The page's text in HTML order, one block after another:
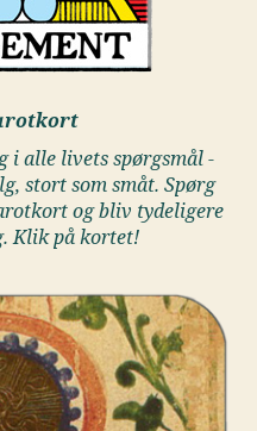
i alle livets spørgsmål -
stort som småt. Spørg
og bliv tydeligere
Klik på kortet!